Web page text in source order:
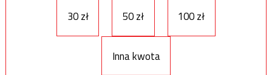
30 zł
50 zł 100 zł
Inna kwota